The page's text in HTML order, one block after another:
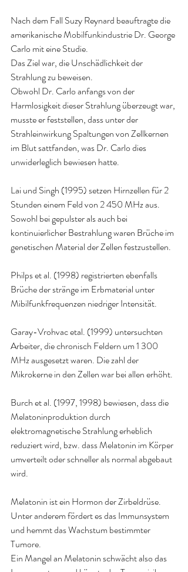
Nach dem Fall Suzy Reynard beauftragte die
amerikanische Mobilfunkindustrie Dr. George
Carlo mit eine Studie.
Das Ziel war, die Unschädlichkeit der
Strahlung zu beweisen.
Obwohl Dr. Carlo anfangs von der
Harmlosigkeit dieser Strahlung überzeugt war,
musste er feststellen, dass unter der
Strahleinwirkung Spaltungen von Zellkernen
im Blut sattfanden, was Dr. Carlo dies
unwiderleglich bewiesen hatte.
Lai und Singh (1995) setzen Hirnzellen für 2
Stunden einem Feld von 2 450 MHz aus.
Sowohl bei gepulster als auch bei
kontinuierlicher Bestrahlung waren Brüche im
genetischen Material der Zellen festzustellen.
Philps et al. (1998) registrierten ebenfalls
Brüche der stränge im Erbmaterial unter
Mibilfunkfrequenzen niedriger Intensität.
Garay-Vrohvac etal. (1999) untersuchten
Arbeiter, die chronisch Feldern um 1 300
MHz ausgesetzt waren. Die zahl der
Mikrokerne in den Zellen war bei allen erhöht.
Burch et al. (1997, 1998) bewiesen, dass die
Melatoninproduktion durch
elektromagnetische Strahlung erheblich
reduziert wird, bzw. dass Melatonin im Körper
umverteilt oder schneller als normal abgebaut
wird.
Melatonin ist ein Hormon der Zirbeldrüse.
Unter anderem fördert es das Immunsystem
und hemmt das Wachstum bestimmter
Tumore.
Ein Mangel an Melatonin schwächt also das